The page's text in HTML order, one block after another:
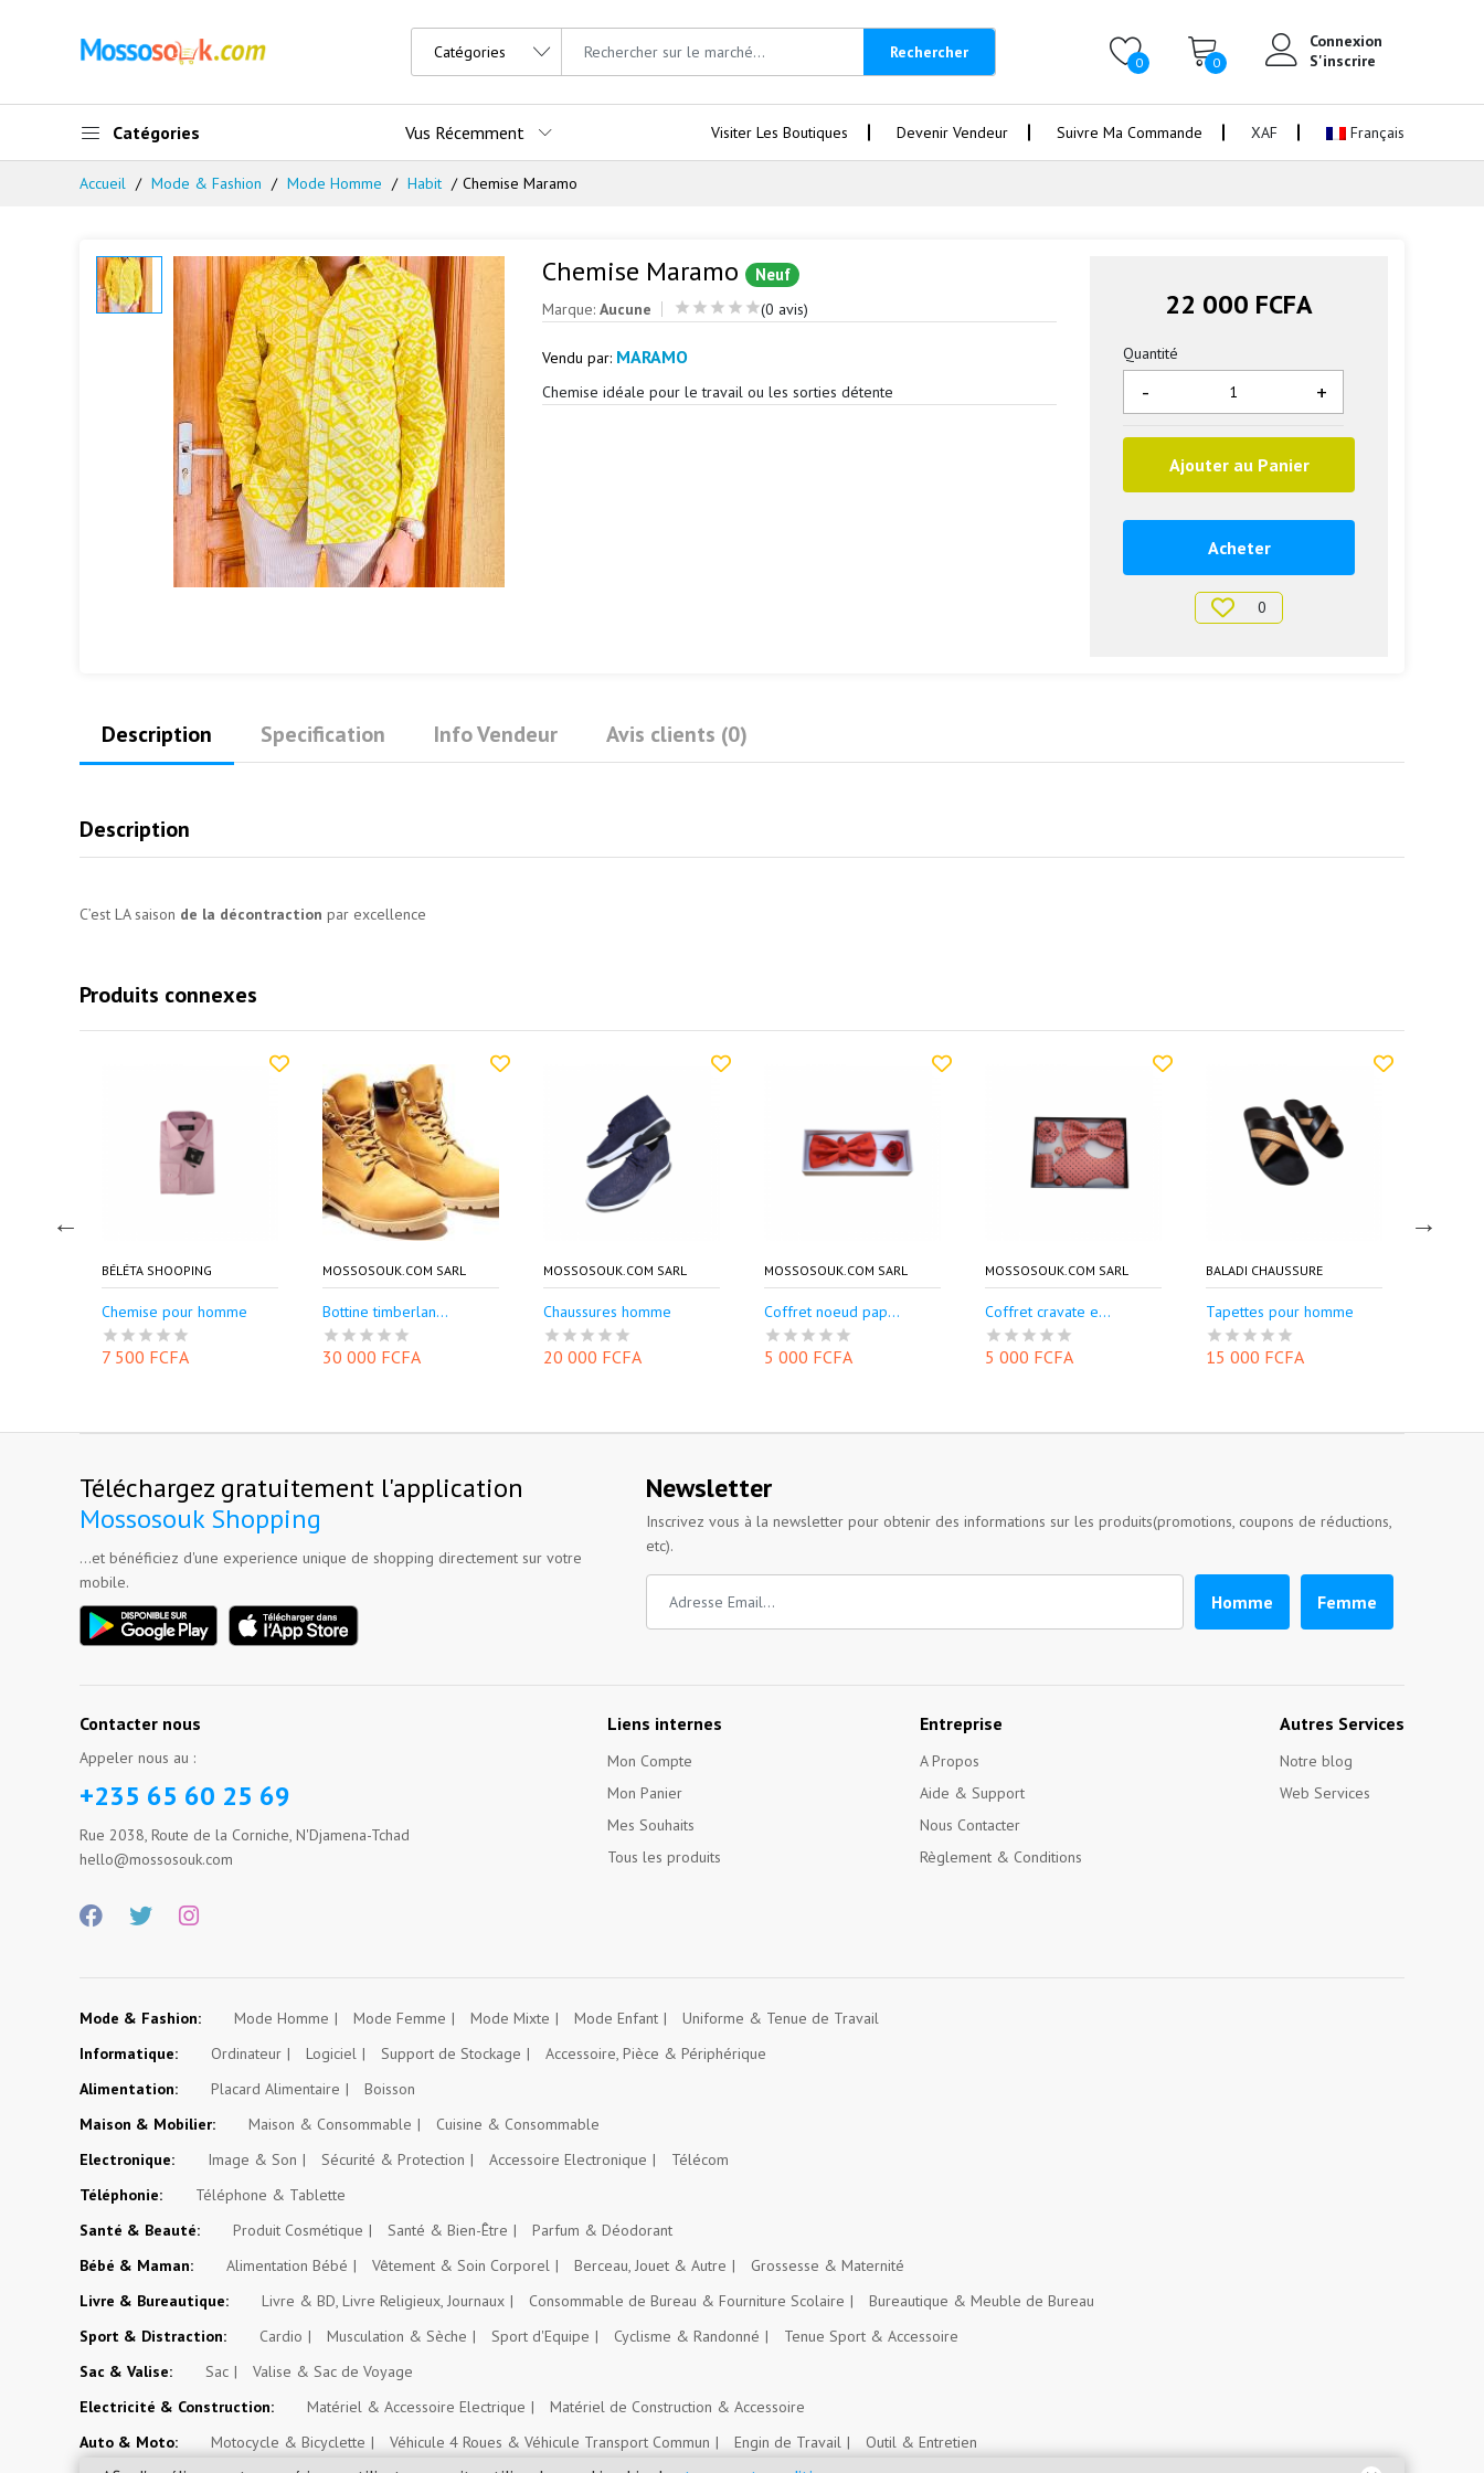
Rechercher
0 0
Connexion
S'inscrire
Catégories Vus Récemment Visiter Les Boutiques Devenir Vendeur Suivre Ma Commande XAF Français
Accueil Mode & Fashion Mode Homme Habit Chemise Maramo
Chemise Maramo Neuf
Marque:Aucune (0 avis)
Vendu par: MARAMO
Chemise idéale pour le travail ou les sorties détente
22 000 FCFA
Quantité
+
-
Ajouter au Panier
Acheter
0
Description Specification Info Vendeur Avis clients (0)
Description
C’est LA saison de la décontraction par excellence
Produits connexes
BÉLÉTA SHOOPING
Chemise pour homme
7 500 FCFA
MOSSOSOUK.COM SARL
Bottine timberlan...
30 000 FCFA
MOSSOSOUK.COM SARL
Chaussures homme
20 000 FCFA
MOSSOSOUK.COM SARL
Coffret noeud pap...
5 000 FCFA
MOSSOSOUK.COM SARL
Coffret cravate e...
5 000 FCFA
BALADI CHAUSSURE
Tapettes pour homme
15 000 FCFA
Téléchargez gratuitement l'application
Mossosouk Shopping
...et bénéficiez d'une experience unique de shopping directement sur votre
mobile.
Newsletter
Inscrivez vous à la newsletter pour obtenir des informations sur les produits(promotions, coupons de réductions,
etc).
Homme Femme
Contacter nous
Appeler nous au :
+235 65 60 25 69
Rue 2038, Route de la Corniche, N'Djamena-Tchad
hello@mossosouk.com
Liens internes
Mon Compte
Mon Panier
Mes Souhaits
Tous les produits
Entreprise
A Propos
Aide & Support
Nous Contacter
Règlement & Conditions
Autres Services
Notre blog
Web Services
Mode & Fashion: Mode Homme Mode Femme Mode Mixte Mode Enfant
Uniforme & Tenue de Travail
Informatique:
Ordinateur Logiciel Support de Stockage
Accessoire, Pièce & Périphérique
Alimentation:
Placard Alimentaire
Boisson
Maison & Mobilier:
Maison & Consommable
Cuisine & Consommable
Electronique:
Image & Son Sécurité & Protection Accessoire Electronique
Télécom
Téléphonie:
Téléphone & Tablette
Santé & Beauté:
Produit Cosmétique Santé & Bien-Être
Parfum & Déodorant
Bébé & Maman:
Alimentation Bébé Vêtement & Soin Corporel Berceau, Jouet & Autre
Grossesse & Maternité
Livre & Bureautique:
Livre & BD, Livre Religieux, Journaux Consommable de Bureau & Fourniture Scolaire
Bureautique & Meuble de Bureau
Sport & Distraction:
Cardio Musculation & Sèche Sport d'Equipe Cyclisme & Randonné
Tenue Sport & Accessoire
Sac & Valise:
Sac
Valise & Sac de Voyage
Electricité & Construction:
Matériel & Accessoire Electrique
Matériel de Construction & Accessoire
Auto & Moto:
Motocycle & Bicyclette Véhicule 4 Roues & Véhicule Transport Commun Engin de Travail
Outil & Entretien